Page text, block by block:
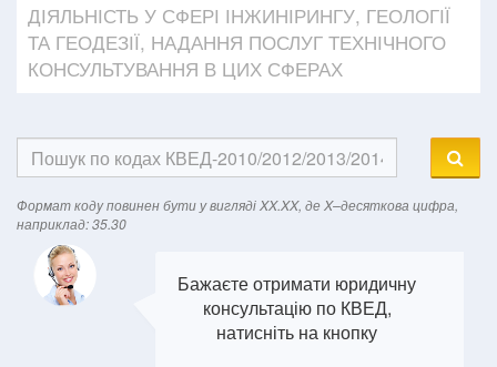
ДІЯЛЬНІСТЬ У СФЕРІ ІНЖИНІРИНГУ, ГЕОЛОГІЇ
ТА ГЕОДЕЗІЇ, НАДАННЯ ПОСЛУГ ТЕХНІЧНОГО
КОНСУЛЬТУВАННЯ В ЦИХ СФЕРАХ
Формат кодy повинен бути у вигляді XX.XX, де X–десяткова цифра,
наприклад: 35.30
Бажаєте отримати юридичну
консультацію по КВЕД,
натисніть на кнопку